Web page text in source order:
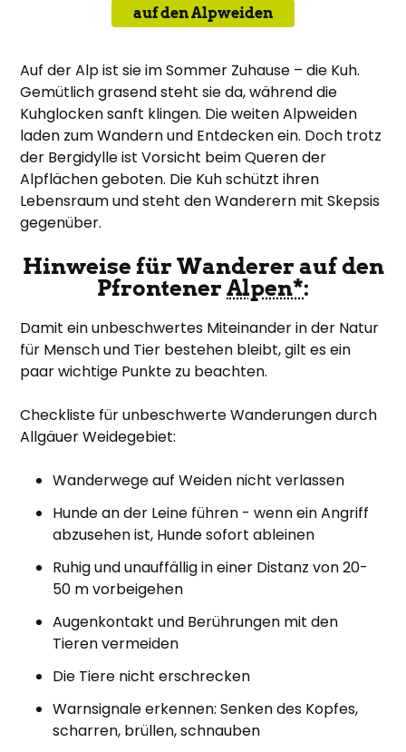
auf den Alpweiden
Auf der Alp ist sie im Sommer Zuhause – die Kuh.
Gemütlich grasend steht sie da, während die
Kuhglocken sanft klingen. Die weiten Alpweiden
laden zum Wandern und Entdecken ein. Doch trotz
der Bergidylle ist Vorsicht beim Queren der
Alpflächen geboten. Die Kuh schützt ihren
Lebensraum und steht den Wanderern mit Skepsis
gegenüber.
Hinweise für Wanderer auf den
Pfrontener Alpen*:
Damit ein unbeschwertes Miteinander in der Natur
für Mensch und Tier bestehen bleibt, gilt es ein
paar wichtige Punkte zu beachten.
Checkliste für unbeschwerte Wanderungen durch
Allgäuer Weidegebiet:
Wanderwege auf Weiden nicht verlassen
Hunde an der Leine führen - wenn ein Angriff
abzusehen ist, Hunde sofort ableinen
Ruhig und unauffällig in einer Distanz von 20-
50 m vorbeigehen
Augenkontakt und Berührungen mit den
Tieren vermeiden
Die Tiere nicht erschrecken
Warnsignale erkennen: Senken des Kopfes,
scharren, brüllen, schnauben